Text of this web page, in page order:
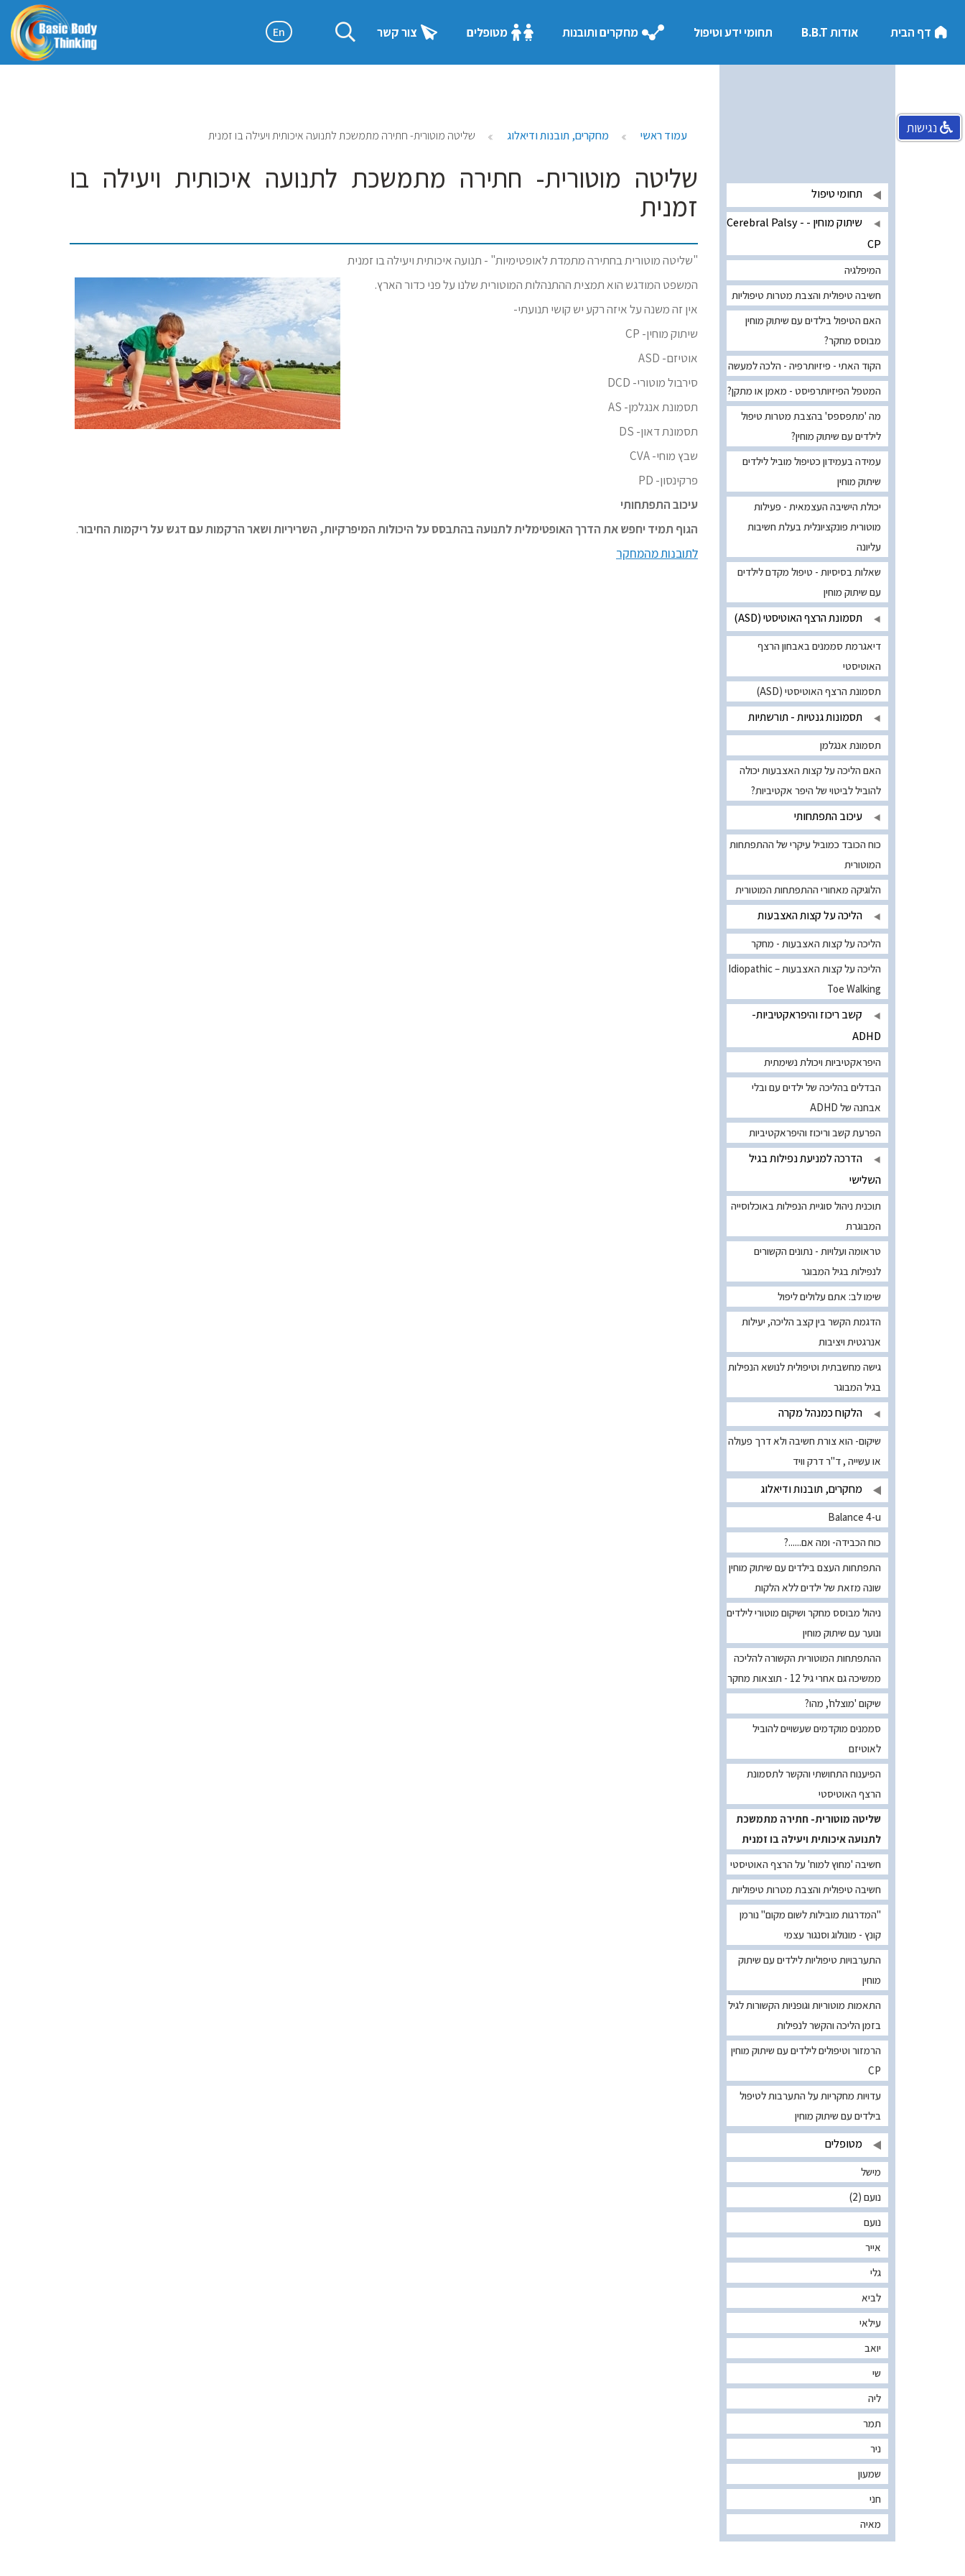
דף הבית אודות B.B.T תחומי ידע וטיפול מחקרים ותובנות מטופלים צור קשר En
עמוד ראשי מחקרים, תובנות ודיאלוג שליטה מוטורית- חתירה מתמשכת לתנועה איכותית ויעילה בו זמנית
שליטה מוטורית- חתירה מתמשכת לתנועה איכותית ויעילה בו
זמנית
"שליטה מוטורית בחתירה מתמדת לאופטימיות" - תנועה איכותית ויעילה בו זמנית
המשפט המודגש הוא תמצית ההתנהלות המוטורית שלנו על פני כדור הארץ.
אין זה משנה על איזה רקע יש קושי תנועתי-
שיתוק מוחין- CP
אוטיזם- ASD
סירבול מוטורי- DCD
תסמונת אנגלמן- AS
תסמונת דאון- DS
שבץ מוחי- CVA
פרקינסון- PD
עיכוב התפתחותי
הגוף תמיד יחפש את הדרך האופטימלית לתנועה בהתבסס על היכולות המיפרקיות, השריריות ושאר הרקמות עם דגש על ריקמות החיבור.
לתובנות מהמחקר
תחומי טיפול
שיתוק מוחין - Cerebral Palsy -
CP
המיפלגיה
חשיבה טיפולית והצבת מטרות טיפוליות
האם הטיפול בילדים עם שיתוק מוחין
מבוסס מחקר?
הקוד האתי - פיזיותרפיה - הלכה למעשה
המטפל הפיזיותרפיסט - מאמן או מתקן?
מה 'מתפספס' בהצבת מטרות טיפול
לילדים עם שיתוק מוחין?
עמידה בעמידון כטיפול מוביל לילדים
שיתוק מוחין
יכולת הישיבה העצמאית - פעילות
מוטורית פונקציונלית בעלת חשיבות
עליונה
שאלות בסיסיות - טיפול מקדם לילדים
עם שיתוק מוחין
תסמונת הרצף האוטיסטי (ASD)
דיאגרמת סממנים באבחון הרצף
האוטיסטי
תסמונת הרצף האוטיסטי (ASD)
תסמונות גנטיות - תורשתיות
תסמונת אנגלמן
האם הליכה על קצות האצבעות יכולה
להוביל לביטוי של היפר אקטיביות?
עיכוב התפתחותי
כוח הכובד כמוביל עיקרי של ההתפתחות
המוטורית
הלוגיקה מאחורי ההתפתחות המוטורית
הליכה על קצות האצבעות
הליכה על קצות האצבעות - מחקר
הליכה על קצות האצבעות – Idiopathic
Toe Walking
קשב ריכוז והיפראקטיביות-
ADHD
היפראקטיביות ויכולת נשימתית
הבדלים בהליכה של ילדים עם ובלי
אבחנה של ADHD
הפרעת קשב וריכוז והיפראקטיביות
הדרכה למניעת נפילות בגיל
השלישי
תוכנית ניהול סוגיית הנפילות באוכלוסייה
המבוגרת
טראומה ועלויות - נתונים הקשורים
לנפילות בגיל המבוגר
שימו לב: אתם עלולים ליפול
הדגמת הקשר בין קצב הליכה, יעילות
אנרגטית ויציבות
גישה מחשבתית וטיפולית לנושא הנפילות
בגיל המבוגר
הלקוח כמנהל מקרה
שיקום- הוא צורת חשיבה ולא דרך פעולה
או עשייה , ד"ר דרק וויד
מחקרים, תובנות ודיאלוג
Balance 4-u
כוח הכבידה- ומה אם......?
התפתחות העצם בילדים עם שיתוק מוחין
שונה מזאת של ילדים ללא הלקות
ניהול מבוסס מחקר ושיקום מוטורי לילדים
ונוער עם שיתוק מוחין
ההתפתחות המוטורית הקשורה להליכה
ממשיכה גם אחרי גיל 12 - תוצאות מחקר
שיקום 'מוצלח', מהו?
סממנים מוקדמים שעשויים להוביל
לאוטיזם
הפיענוח התחושתי והקשר לתסמונת
הרצף האוטיסטי
שליטה מוטורית- חתירה מתמשכת
לתנועה איכותית ויעילה בו זמנית
חשיבה 'מחוץ למוח' על הרצף האוטיסטי
חשיבה טיפולית והצבת מטרות טיפוליות
"המדרגות מובילות לשום מקום" נורמן
קונץ - מונולוג וסנגור עצמי
התערבויות טיפוליות לילדים עם שיתוק
מוחין
התאמות מוטוריות וגופניות הקשורות לגיל
בזמן הליכה והקשר לנפילות
הרמזור וטיפולים לילדים עם שיתוק מוחין
CP
עדויות מחקריות על התערבות לטיפול
בילדים עם שיתוק מוחין
מטופלים
מישל
נועם (2)
נועם
אייר
גלי
לביא
עילאי
יואב
שי
ליה
תמר
ניר
שמעון
חני
מאיה
נגישות